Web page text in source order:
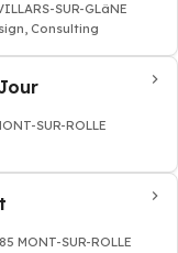
SUR-GLâNE
Consulting
SUR-ROLLE
MONT-SUR-ROLLE